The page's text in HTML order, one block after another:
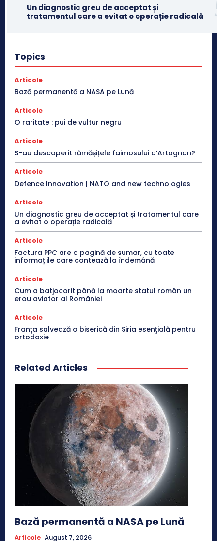
Un diagnostic greu de acceptat și
tratamentul care a evitat o operație radicală
Topics
Articole
Bază permanentă a NASA pe Lună
Articole
O raritate : pui de vultur negru
Articole
S-au descoperit rămășițele faimosului d’Artagnan?
Articole
Defence Innovation | NATO and new technologies
Articole
Un diagnostic greu de acceptat și tratamentul care
a evitat o operație radicală
Articole
Factura PPC are o pagină de sumar, cu toate
informațiile care contează la îndemână
Articole
Cum a batjocorit până la moarte statul român un
erou aviator al României
Articole
Franţa salvează o biserică din Siria esenţială pentru
ortodoxie
Related Articles
Bază permanentă a NASA pe Lună
Articole August 7, 2026